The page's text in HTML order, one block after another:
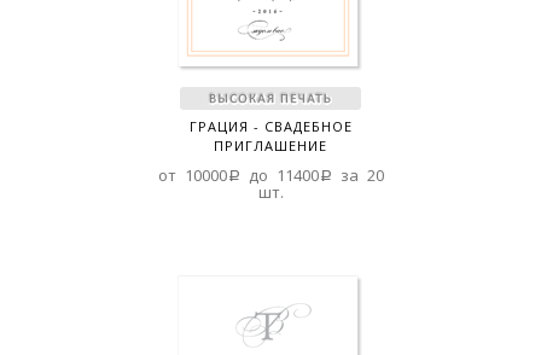
ГРАЦИЯ - СВАДЕБНОЕ
ПРИГЛАШЕНИЕ
от 10000a до 11400a за 20
шт.